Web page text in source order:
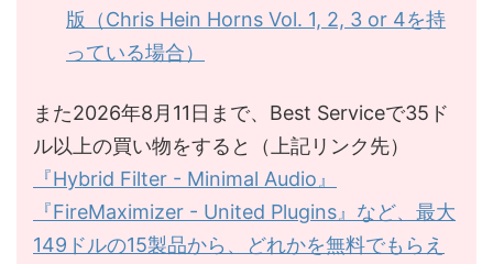
版（Chris Hein Horns Vol. 1, 2, 3 or 4を持
っている場合）
また2026年8月11日まで、Best Serviceで35ド
ル以上の買い物をすると（上記リンク先）
『Hybrid Filter - Minimal Audio』
『FireMaximizer - United Plugins』など、最大
149ドルの15製品から、どれかを無料でもらえ